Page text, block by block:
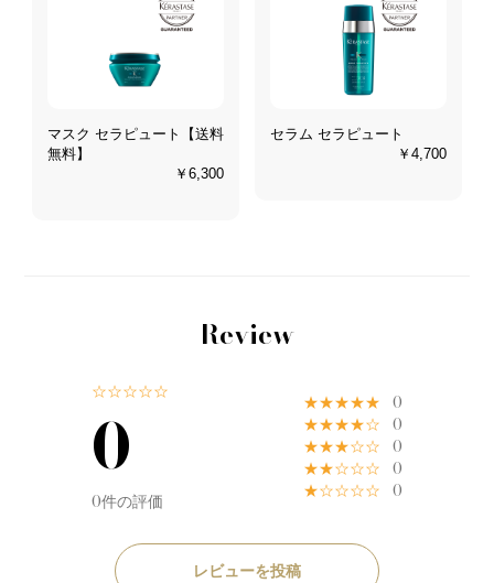
マスク セラピュート【送料
無料】
￥6,300
セラム セラピュート
￥4,700
Review
☆☆☆☆☆
0
0件の評価
★★★★★ 0
★★★★☆ 0
★★★☆☆ 0
★★☆☆☆ 0
★☆☆☆☆ 0
レビューを投稿